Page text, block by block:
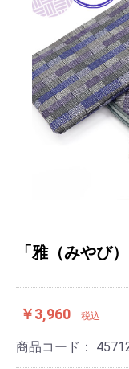
「雅（みやび
￥3,960 税込
商品コード：